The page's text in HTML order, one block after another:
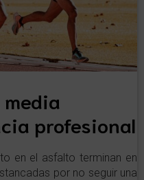
profesional
en el asfalto terminan en
por no seguir una